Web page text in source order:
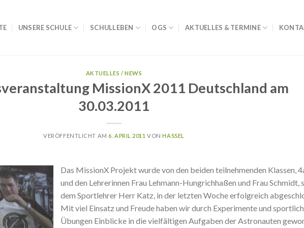
UNSERE SCHULE SCHULLEBEN OGS AKTUELLES & TERMINE
AKTUELLES / NEWS
MissionX 2011 Deutschland am
30.03.2011
VERÖFFENTLICHT AM 6. APRIL 2011 VONHASSEL
Das MissionX Projekt wurde von den beiden teilnehmenden Klassen,
und den Lehrerinnen Frau Lehmann-Hungrichhaßen und Frau Schmidt,
dem Sportlehrer Herr Katz, in der letzten Woche erfolgreich
Mit viel Einsatz und Freude haben wir durch Experimente und
Übungen Einblicke in die vielfältigen Aufgaben der Astronauten